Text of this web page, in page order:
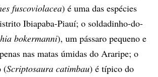
fuscoviolacea) é uma das espécies
Ibiapaba-Piauí; o soldadinho-do-
bokermanni), um pássaro pequeno e
nas matas úmidas do Araripe; o
(Scriptosaura catimbau) é típico do